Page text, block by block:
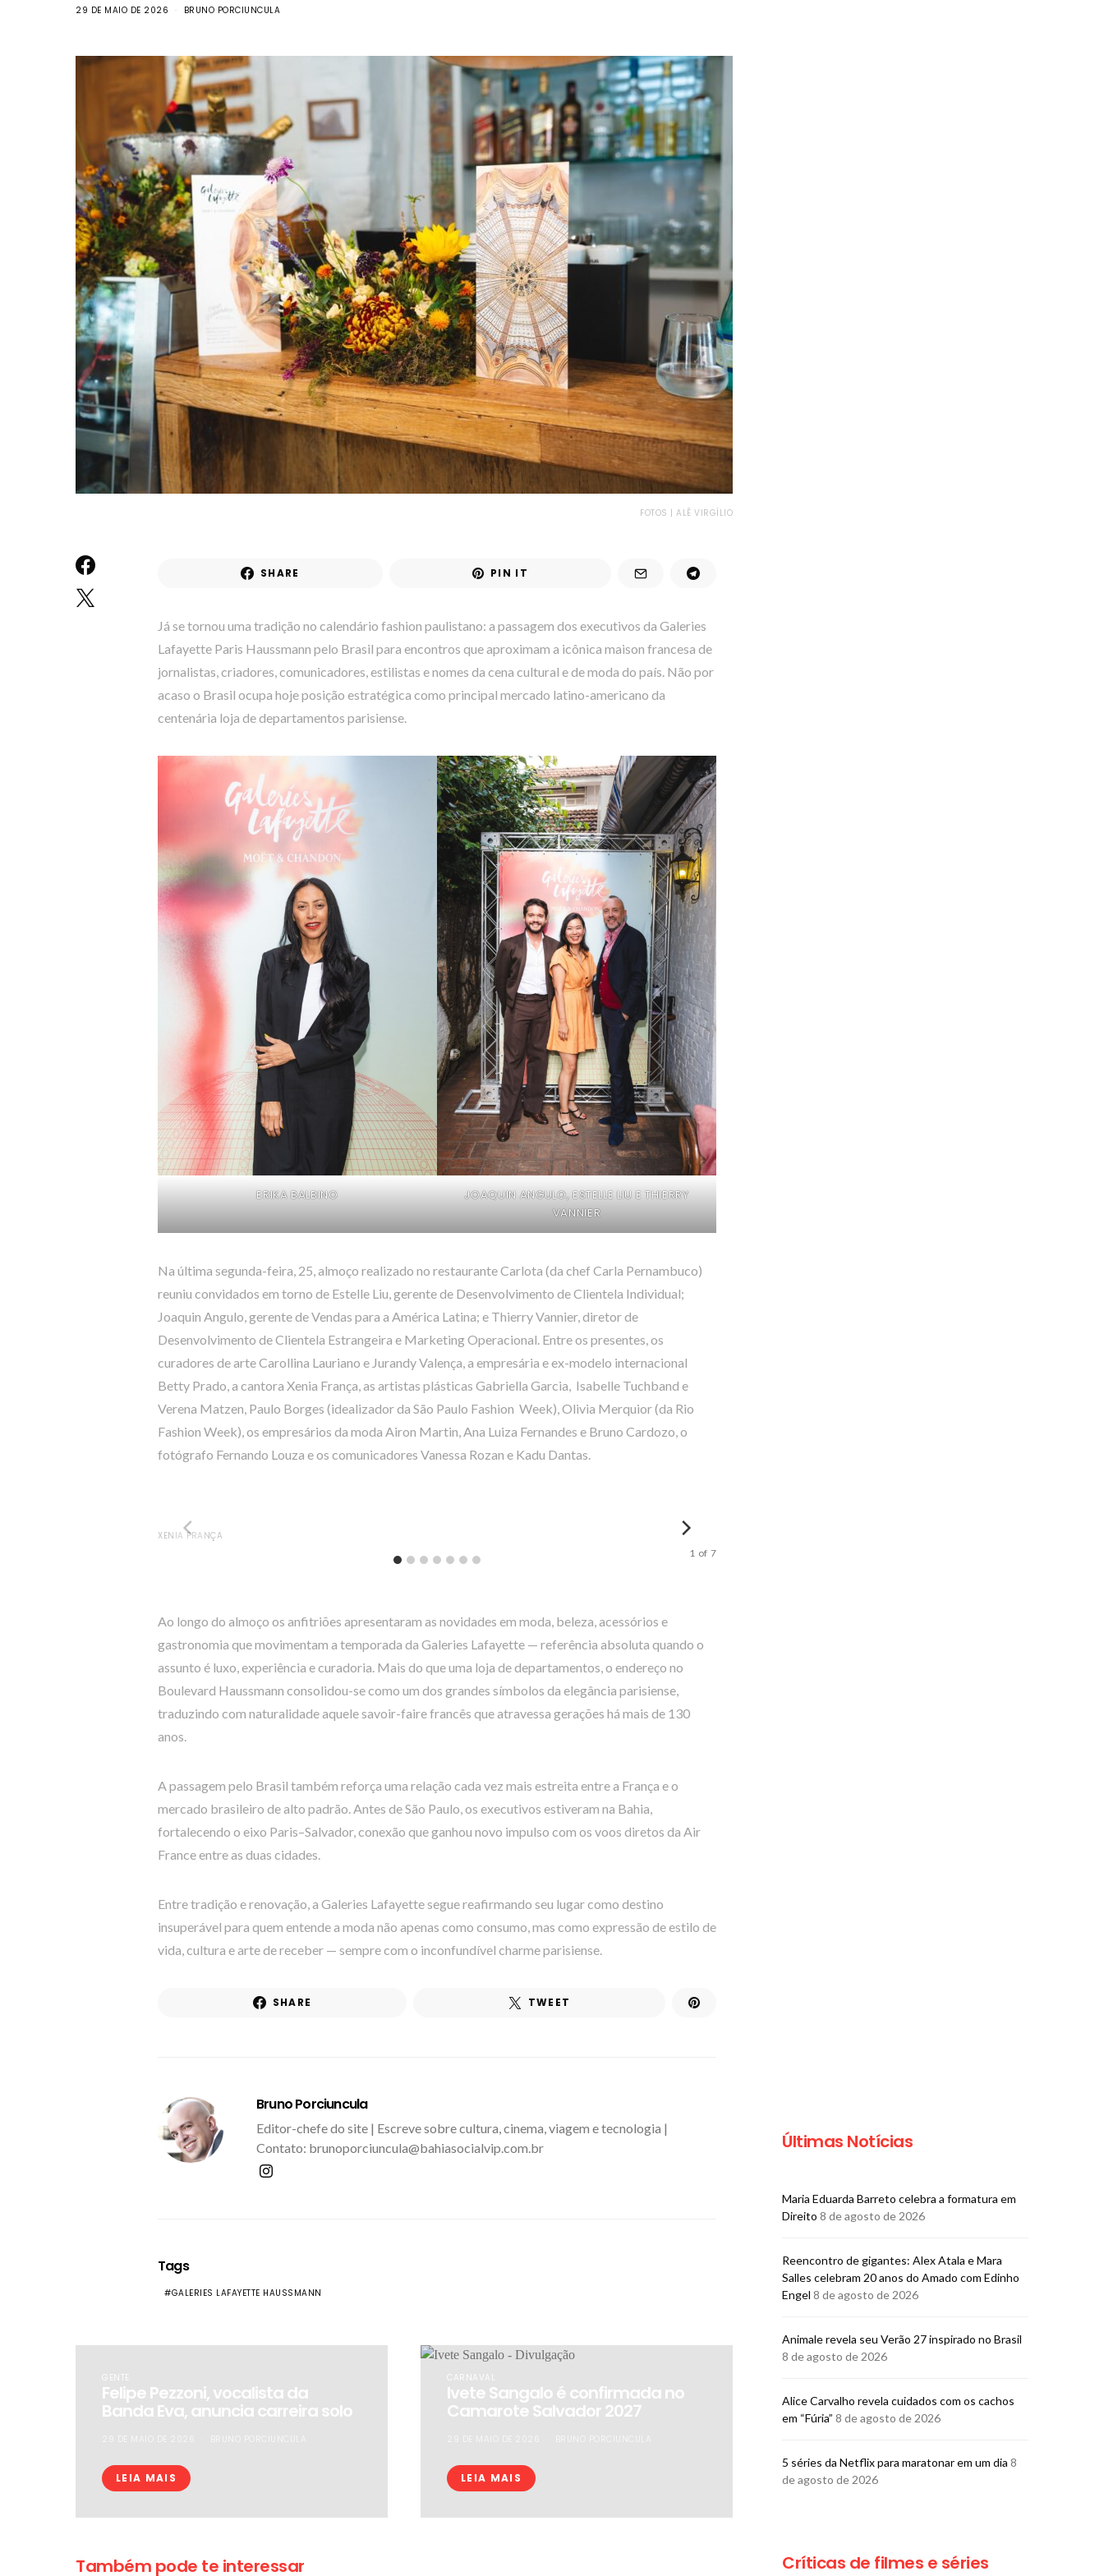
29 DE MAIO DE 2026 BRUNO PORCIUNCULA
FOTOS | ALÊ VIRGÍLIO
SHARE PIN IT
Já se tornou uma tradição no calendário fashion paulistano: a passagem dos executivos da Galeries
Lafayette Paris Haussmann pelo Brasil para encontros que aproximam a icônica maison francesa de
jornalistas, criadores, comunicadores, estilistas e nomes da cena cultural e de moda do país. Não por
acaso o Brasil ocupa hoje posição estratégica como principal mercado latino-americano da
centenária loja de departamentos parisiense.
ERIKA BALBINO
JOAQUIN ANGULO, ESTELLE LIU E THIERRY
VANNIER
Na última segunda-feira, 25, almoço realizado no restaurante Carlota (da chef Carla Pernambuco)
reuniu convidados em torno de Estelle Liu, gerente de Desenvolvimento de Clientela Individual;
Joaquin Angulo, gerente de Vendas para a América Latina; e Thierry Vannier, diretor de
Desenvolvimento de Clientela Estrangeira e Marketing Operacional. Entre os presentes, os
curadores de arte Carollina Lauriano e Jurandy Valença, a empresária e ex-modelo internacional
Betty Prado, a cantora Xenia França, as artistas plásticas Gabriella Garcia, Isabelle Tuchband e
Verena Matzen, Paulo Borges (idealizador da São Paulo Fashion Week), Olivia Merquior (da Rio
Fashion Week), os empresários da moda Airon Martin, Ana Luiza Fernandes e Bruno Cardozo, o
fotógrafo Fernando Louza e os comunicadores Vanessa Rozan e Kadu Dantas.
XENIA FRANÇA
1 of 7
Ao longo do almoço os anfitriões apresentaram as novidades em moda, beleza, acessórios e
gastronomia que movimentam a temporada da Galeries Lafayette — referência absoluta quando o
assunto é luxo, experiência e curadoria. Mais do que uma loja de departamentos, o endereço no
Boulevard Haussmann consolidou-se como um dos grandes símbolos da elegância parisiense,
traduzindo com naturalidade aquele savoir-faire francês que atravessa gerações há mais de 130
anos.
A passagem pelo Brasil também reforça uma relação cada vez mais estreita entre a França e o
mercado brasileiro de alto padrão. Antes de São Paulo, os executivos estiveram na Bahia,
fortalecendo o eixo Paris–Salvador, conexão que ganhou novo impulso com os voos diretos da Air
France entre as duas cidades.
Entre tradição e renovação, a Galeries Lafayette segue reafirmando seu lugar como destino
insuperável para quem entende a moda não apenas como consumo, mas como expressão de estilo de
vida, cultura e arte de receber — sempre com o inconfundível charme parisiense.
SHARE TWEET
Bruno Porciuncula
Editor-chefe do site | Escreve sobre cultura, cinema, viagem e tecnologia |
Contato: brunoporciuncula@bahiasocialvip.com.br
Tags
GALERIES LAFAYETTE HAUSSMANN
GENTE
Felipe Pezzoni, vocalista da
Banda Eva, anuncia carreira solo
LEIA MAIS
CARNAVAL
Ivete Sangalo é confirmada no
Camarote Salvador 2027
LEIA MAIS
Também pode te interessar
Últimas Notícias
Maria Eduarda Barreto celebra a formatura em
Direito 8 de agosto de 2026
Reencontro de gigantes: Alex Atala e Mara
Salles celebram 20 anos do Amado com Edinho
Engel 8 de agosto de 2026
Animale revela seu Verão 27 inspirado no Brasil
8 de agosto de 2026
Alice Carvalho revela cuidados com os cachos
em “Fúria” 8 de agosto de 2026
5 séries da Netflix para maratonar em um dia 8
de agosto de 2026
Críticas de filmes e séries